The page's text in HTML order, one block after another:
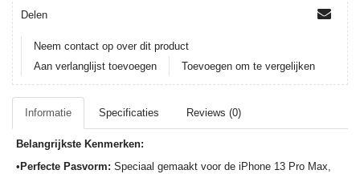
Delen
Neem contact op over dit product
Aan verlanglijst toevoegen
Toevoegen om te vergelijken
Informatie Specificaties Reviews (0)
Belangrijkste Kenmerken:
• Perfecte Pasvorm: Speciaal gemaakt voor de iPhone 13 Pro Max,